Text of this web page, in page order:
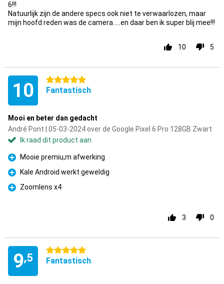
6!!!
Natuurlijk zijn de andere specs ook niet te verwaarlozen, maar
mijn hoofd reden was de camera.....en daar ben ik super blij mee!!!
10 5
10 5 sterren
Fantastisch
Mooi en beter dan gedacht
André Pont | 05-03-2024 over de Google Pixel 6 Pro 128GB Zwart
Ik raad dit product aan
Pluspunt
Mooie premiu,m afwerking
Pluspunt
Kale Android werkt geweldig
Pluspunt
Zoomlens x4
3 0
9,5
5 sterren
Fantastisch